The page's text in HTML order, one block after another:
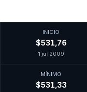
INICIO
$531,76
1 jul 2009
MÍNIMO
$531,33